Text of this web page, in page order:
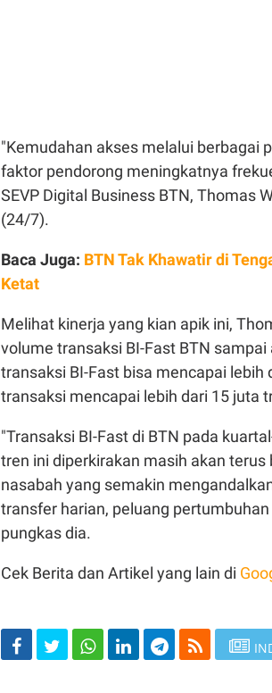
"Kemudahan akses melalui berbagai
faktor pendorong meningkatnya
SEVP Digital Business BTN, Thomas
(24/7).
Baca Juga: BTN Tak Khawatir di
Ketat
Melihat kinerja yang kian apik ini,
volume transaksi BI-Fast BTN
transaksi BI-Fast bisa mencapai lebih
transaksi mencapai lebih dari 15 juta
"Transaksi BI-Fast di BTN pada
tren ini diperkirakan masih akan
nasabah yang semakin
transfer harian, peluang
pungkas dia.
Cek Berita dan Artikel yang lain di